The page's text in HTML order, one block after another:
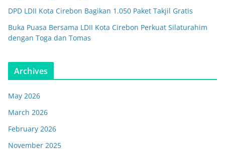
DPD LDII Kota Cirebon Bagikan 1.050 Paket Takjil Gratis
Buka Puasa Bersama LDII Kota Cirebon Perkuat Silaturahim
dengan Toga dan Tomas
Archives
May 2026
March 2026
February 2026
November 2025